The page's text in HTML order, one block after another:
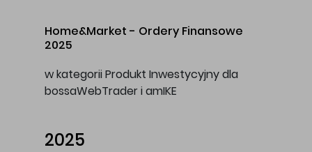
Home&Market - Ordery Finansowe
2025
w kategorii Produkt Inwestycyjny dla
bossaWebTrader i amIKE
2025